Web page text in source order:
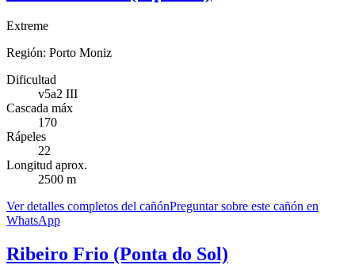
Extreme
Región: Porto Moniz
Dificultad
v5a2 III
Cascada máx
170
Rápeles
22
Longitud aprox.
2500 m
Ver detalles completos del cañónPreguntar sobre este cañón en
WhatsApp
Ribeiro Frio (Ponta do Sol)